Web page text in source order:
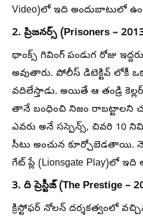
Video)లో ఇది అందుబాటులో
2. ప్రిజనర్స్ (Prisoners –
థాంక్స్ గివింగ్ పండుగ రోజు
అవుతారు. పోలీస్ డిటెక్టివ్ లోకీ
వదిలేస్తాడు. అయితే ఆ తండ్రి
తానే బంధించి నిజం రాబట్టాలని
ఎవరు అనే సస్పెన్స్, చివరి 10
సీటు అంచున కూర్చోబెడతాయి.
గేట్ ప్లే (Lionsgate Play)లో
3. ది ప్రెస్టీజ్ (The Prestige –
క్రిస్టోఫర్ నోలన్ దర్శకత్వంలో